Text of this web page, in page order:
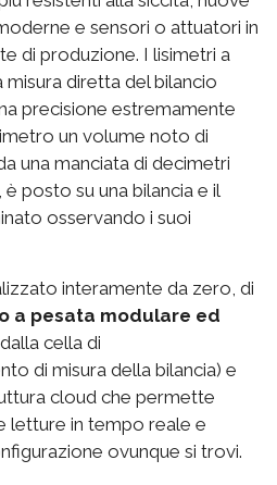
e sensori o attuatori in
di produzione. I lisimetri a
diretta del bilancio
precisione estremamente
un volume noto di
una manciata di decimetri
posto su una bilancia e il
osservando i suoi
interamente da zero, di
a pesata modulare ed
cella di
di misura della bilancia) e
cloud che permette
letture in tempo reale e
ovunque si trovi.